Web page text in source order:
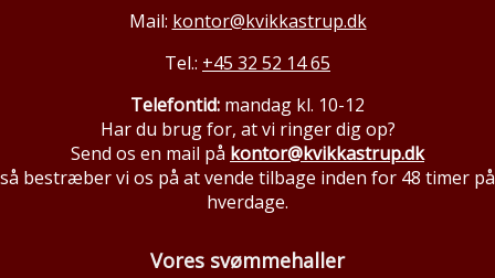
Mail: kontor@kvikkastrup.dk
Tel.: +45 32 52 14 65
Telefontid: mandag kl. 10-12
Har du brug for, at vi ringer dig op?
Send os en mail på kontor@kvikkastrup.dk
så bestræber vi os på at vende tilbage inden for 48 timer på
hverdage.
Vores svømmehaller